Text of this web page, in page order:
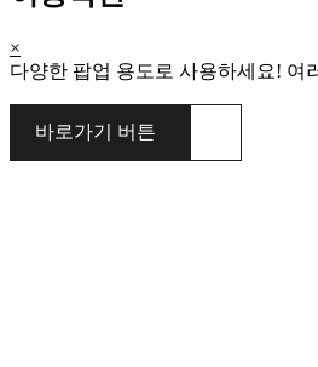
×
다양한 팝업 용도로 사용하세요! 여
바로가기 버튼